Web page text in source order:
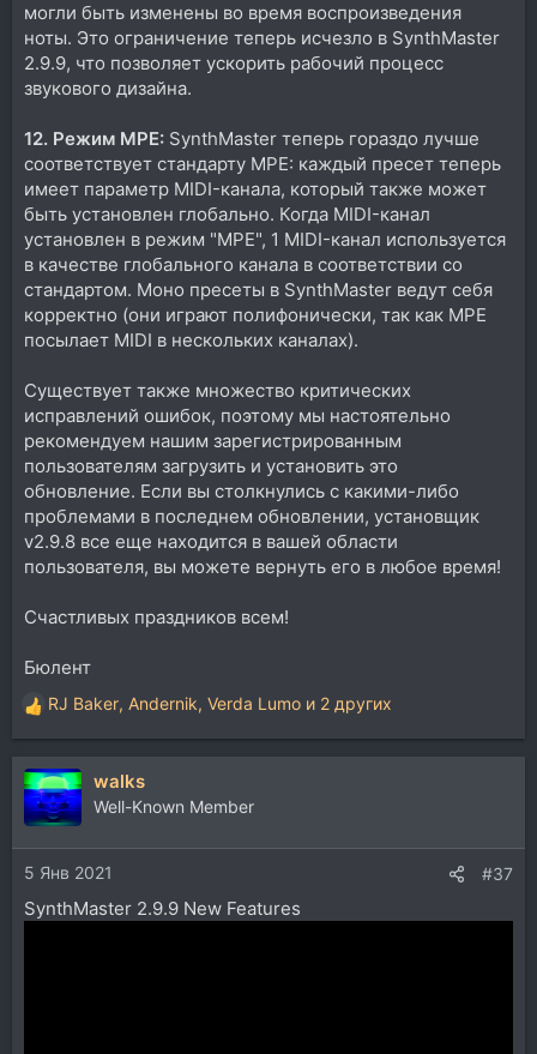
могли быть изменены во время воспроизведения
ноты. Это ограничение теперь исчезло в SynthMaster
2.9.9, что позволяет ускорить рабочий процесс
звукового дизайна.
12. Режим MPE: SynthMaster теперь гораздо лучше
соответствует стандарту MPE: каждый пресет теперь
имеет параметр MIDI-канала, который также может
быть установлен глобально. Когда MIDI-канал
установлен в режим "MPE", 1 MIDI-канал используется
в качестве глобального канала в соответствии со
стандартом. Моно пресеты в SynthMaster ведут себя
корректно (они играют полифонически, так как MPE
посылает MIDI в нескольких каналах).
Существует также множество критических
исправлений ошибок, поэтому мы настоятельно
рекомендуем нашим зарегистрированным
пользователям загрузить и установить это
обновление. Если вы столкнулись с какими-либо
проблемами в последнем обновлении, установщик
v2.9.8 все еще находится в вашей области
пользователя, вы можете вернуть его в любое время!
Счастливых праздников всем!
Бюлент
Р
е
а
к
ц
и
и
:
RJ Baker, Andernik, Verda Lumo и 2 других
walks
Well-Known Member
5 Янв 2021 #37
SynthMaster 2.9.9 New Features